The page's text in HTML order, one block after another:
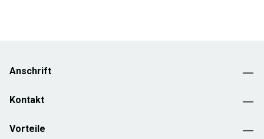
Anschrift
Kontakt
Vorteile